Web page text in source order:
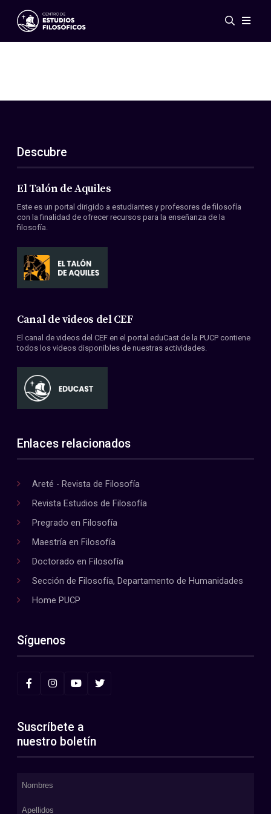
Eventos
ES
EN
Acerca de nosotros
Miembros
Convenios
Descubre
El Talón de Aquiles
Este es un portal dirigido a estudiantes y profesores de filosofía
con la finalidad de ofrecer recursos para la enseñanza de la
filosofía.
Canal de videos del CEF
El canal de videos del CEF en el portal eduCast de la PUCP contiene
todos los videos disponibles de nuestras actividades.
Enlaces relacionados
Areté - Revista de Filosofía
Revista Estudios de Filosofía
Pregrado en Filosofía
Maestría en Filosofía
Doctorado en Filosofía
Sección de Filosofía, Departamento de Humanidades
Home PUCP
Síguenos
Suscríbete a
nuestro boletín